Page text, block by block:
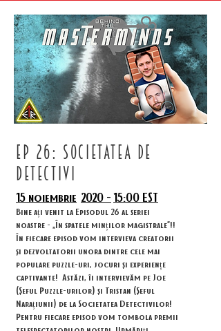
ep 26: societatea de
detectivi
15 noiembrie 2020 - 15:00 EST
Bine ați venit la Episodul 26 al seriei
noastre - „În spatele minților magistrale”!!
În fiecare episod vom intervieva creatorii
și dezvoltatorii unora dintre cele mai
populare puzzle-uri, jocuri și experiențe
captivante! Astăzi, îi intervievăm pe Joe
(Șeful Puzzle-urilor) și Tristan (Șeful
Narațiunii) de la Societatea Detectivilor!
Pentru fiecare episod vom tombola premii